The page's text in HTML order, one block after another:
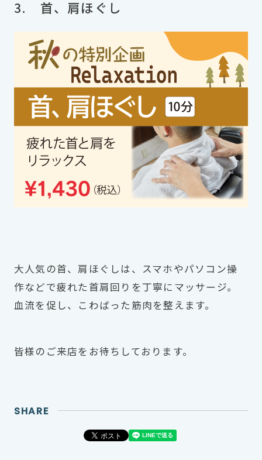
3. 首、肩ほぐし
大人気の首、肩ほぐしは、スマホやパソコン操
作などで疲れた首肩回りを丁寧にマッサージ。
血流を促し、こわばった筋肉を整えます。
皆様のご来店をお待ちしております。
SHARE